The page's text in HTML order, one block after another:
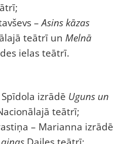
–Asins kāzas
teātrī unMelnā
ielas teātrī.
izrādē Uguns un
teātrī;
– Marianna izrādē